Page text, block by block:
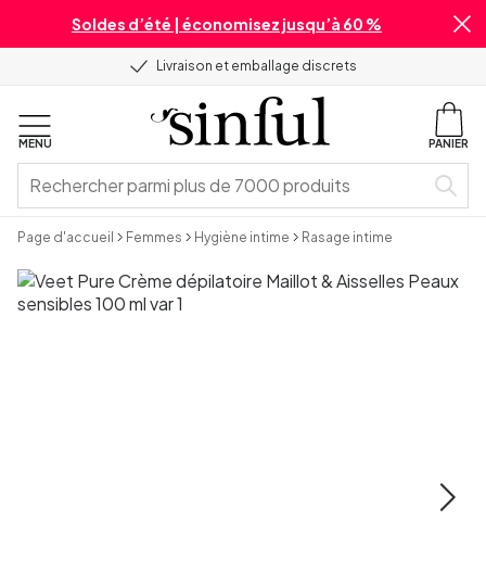
Soldes d’été | économisez jusqu’à 60 %
Livraison et emballage discrets
MENU PANIER
Page d'accueil Femmes Hygiène intime Rasage intime